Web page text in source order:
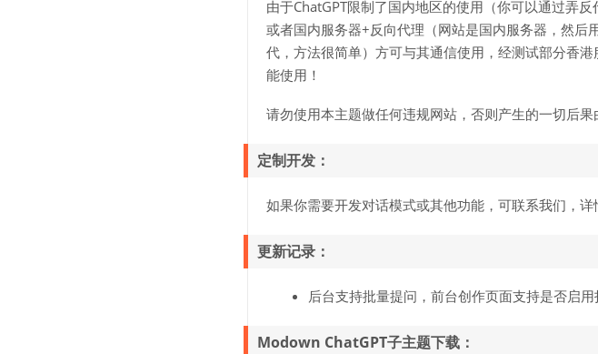
由于ChatGPT限制了国内地区的使用（你可以通过弄
或者国内服务器+反向代理（网站是国内服务器，然后
代，方法很简单）方可与其通信使用，经测试部分香
能使用！
请勿使用本主题做任何违规网站，否则产生的一切后果
定制开发：
如果你需要开发对话模式或其他功能，可联系我们，详
更新记录：
后台支持批量提问，前台创作页面支持是否启
Modown ChatGPT子主题下载：